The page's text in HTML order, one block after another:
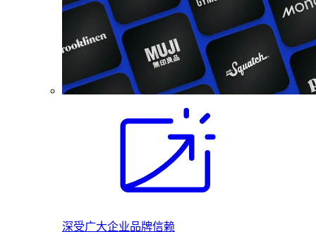
深受广大企业品牌信赖